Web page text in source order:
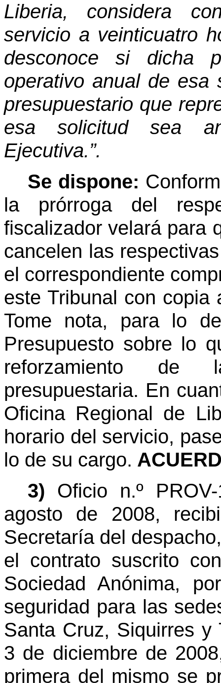
Liberia, considera
servicio a veinticuatro
desconoce si dicha
operativo anual de esa
presupuestario que
esa solicitud sea
Ejecutiva.”.
Se dispone:
la prórroga del
fiscalizador velará para
cancelen las
el correspondiente
este Tribunal con copia
Tome nota, para lo
Presupuesto sobre lo
reforzamiento de
presupuestaria. En
Oficina Regional de
horario del servicio,
lo de su cargo.
3) Oficio n.º
agosto de 2008,
Secretaría del
el contrato suscrito
Sociedad Anónima,
seguridad para las
Santa Cruz, Siquirres y
3 de diciembre de
primera del mismo se